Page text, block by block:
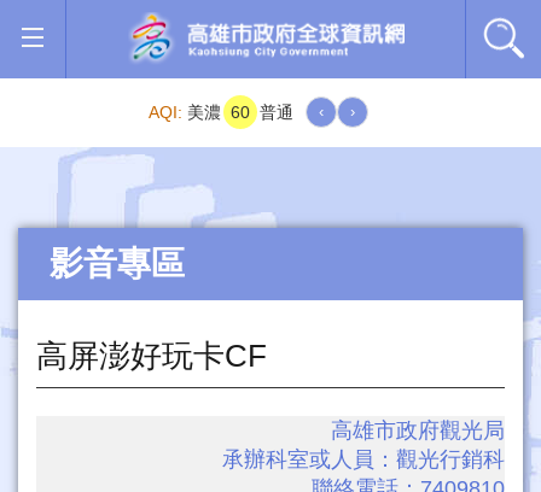
跳到主要內容區塊
AQI: 美濃 60 普通 ‹ ›
影音專區
高屏澎好玩卡CF
高雄市政府觀光局
承辦科室或人員： 觀光行銷科